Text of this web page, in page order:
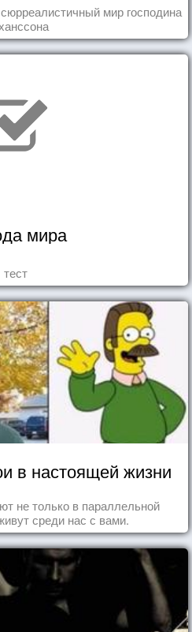
мир господина
мира
тест
в настоящей жизни
не только в параллельной
среди нас с вами.